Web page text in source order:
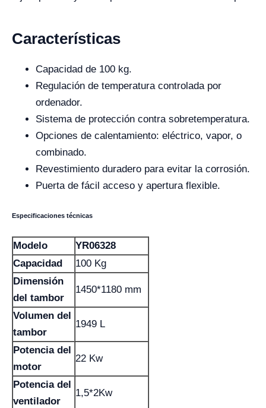
Características
Capacidad de 100 kg.
Regulación de temperatura controlada por
ordenador.
Sistema de protección contra sobretemperatura.
Opciones de calentamiento: eléctrico, vapor, o
combinado.
Revestimiento duradero para evitar la corrosión.
Puerta de fácil acceso y apertura flexible.
Especificaciones técnicas
Modelo
YR06328
Capacidad
100 Kg
Dimensión
del tambor
1450*1180 mm
Volumen del
tambor
1949 L
Potencia del
motor
22 Kw
Potencia del
ventilador
1,5*2Kw